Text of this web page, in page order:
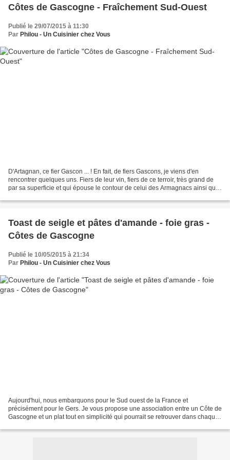
Côtes de Gascogne - Fraîchement Sud-Ouest
Publié le 29/07/2015 à 11:30
Par Philou - Un Cuisinier chez Vous
D'Artagnan, ce fier Gascon ... ! En fait, de fiers Gascons, je viens d'en
rencontrer quelques uns. Fiers de leur vin, fiers de ce terroir, très grand de
par sa superficie et qui épouse le contour de celui des Armagnacs ainsi que
Toast de seigle et pâtes d'amande - foie gras -
Côtes de Gascogne
Publié le 10/05/2015 à 21:34
Par Philou - Un Cuisinier chez Vous
Aujourd'hui, nous embarquons pour le Sud ouest de la France et
précisément pour le Gers. Je vous propose une association entre un Côte de
Gascogne et un plat tout en simplicité qui pourrait se retrouver dans chaque